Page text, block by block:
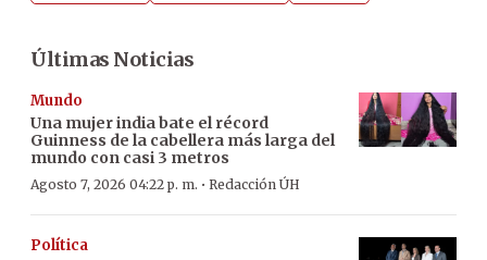
Últimas Noticias
Mundo
Una mujer india bate el récord
Guinness de la cabellera más larga del
mundo con casi 3 metros
Agosto 7, 2026 04:22 p. m. · Redacción ÚH
Política